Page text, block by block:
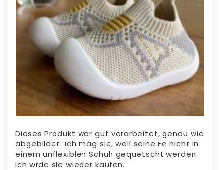
Dieses Produkt war gut verarbeitet, genau wie
abgebildet. Ich mag sie, weil seine Fe nicht in
einem unflexiblen Schuh gequetscht werden.
Ich wrde sie wieder kaufen.